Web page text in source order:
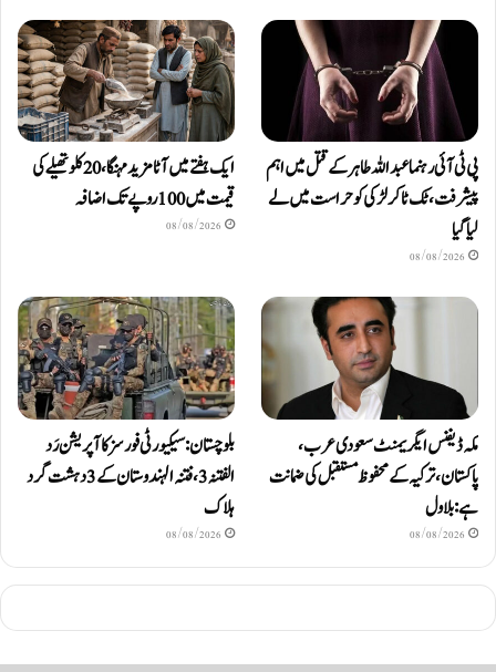
پی ٹی آئی رہنما عبداللہ طاہر کے قتل میں اہم
پیشرفت، ٹک ٹاکر لڑکی کو حراست میں لے
لیا گیا
08/08/2026
ایک ہفتے میں آٹا مزید مہنگا، 20 کلو تھیلے کی
قیمت میں 100 روپے تک اضافہ
08/08/2026
مکہ ڈیفنس ایگریمنٹ سعودی عرب،
پاکستان، ترکیہ کے محفوظ مستقبل کی ضمانت
ہے: بلاول
08/08/2026
بلوچستان: سیکیورٹی فورسز کا آپریشن رَد
الفتنہ 3، فتنہ الہندوستان کے 3 دہشت گرد
ہلاک
08/08/2026